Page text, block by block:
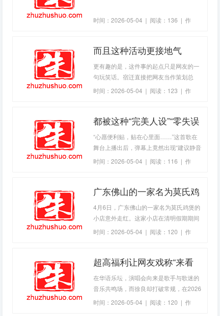
时间：2026-05-04 | 阅读：136 | 作
而且这种活动更接地气
(2026-04-22热点)
更有趣的是，这件事的起点只是网友的一
句玩笑话。宿迁直接把网友当作策划总
监，这种态度比活动本身更重要。年
时间：2026-05-04 | 阅读：123 | 作
都被这种“完美人设”“零失误
表现”包围着：职场完美、
社交完美(2026-04-22热点)
“心愿便利贴，贴在心里面……”这首歌在
舞台上播出后，弹幕上竟然出现“建议静音
看”“这歌还是听原唱吧”等字样。准确来
唱。“静音版更好听
时间：2026-05-04 | 阅读：116 | 作
广东佛山的一家名为莫氏鸡
煲的小店意外走红(2026-
04-18热点)
4月6日，广东佛山的一家名为莫氏鸡煲的
小店意外走红。这家小店在清明假期期间
吸引了大量关注，成为继“鸡排哥”之后又
时间：2026-05-04 | 阅读：120 | 作
超高福利让网友戏称“来看
徐良演唱会时薪4000元”
(2026-04-19热点)
在华语乐坛，演唱会向来是歌手与歌迷的
音乐共鸣场，而徐良却打破常规，在2026
年“时间折叠”巡回演唱会深圳首站，开创
时间：2026-05-04 | 阅读：120 | 作